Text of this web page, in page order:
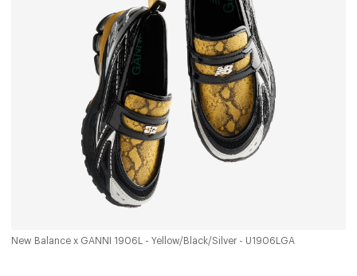
New Balance x GANNI 1906L - Yellow/Black/Silver - U1906LGA